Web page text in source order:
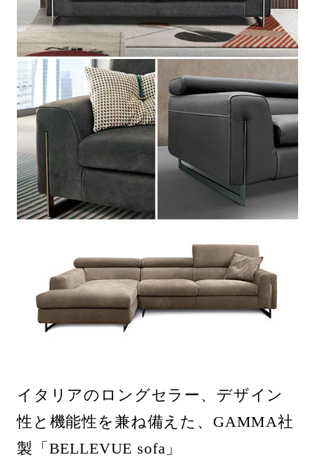
イタリアのロングセラー、デザイン
性と機能性を兼ね備えた、GAMMA社
製「BELLEVUE sofa」